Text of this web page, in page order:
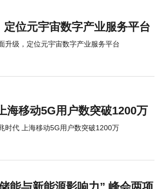
位元宇宙数字产业服务平台
升级，定位元宇宙数字产业服务平台
海移动5G用户数突破1200万
时代 上海移动5G用户数突破1200万